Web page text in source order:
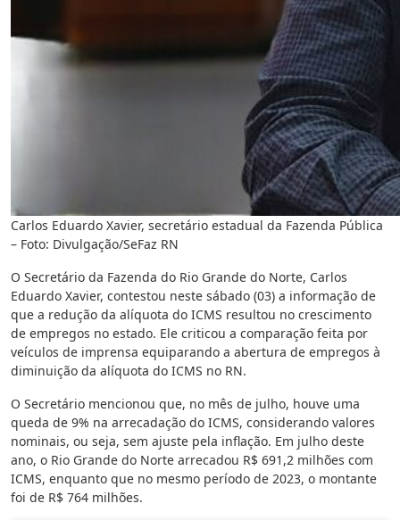
Carlos Eduardo Xavier, secretário estadual da Fazenda Pública
– Foto: Divulgação/SeFaz RN
O Secretário da Fazenda do Rio Grande do Norte, Carlos
Eduardo Xavier, contestou neste sábado (03) a informação de
que a redução da alíquota do ICMS resultou no crescimento
de empregos no estado. Ele criticou a comparação feita por
veículos de imprensa equiparando a abertura de empregos à
diminuição da alíquota do ICMS no RN.
O Secretário mencionou que, no mês de julho, houve uma
queda de 9% na arrecadação do ICMS, considerando valores
nominais, ou seja, sem ajuste pela inflação. Em julho deste
ano, o Rio Grande do Norte arrecadou R$ 691,2 milhões com
ICMS, enquanto que no mesmo período de 2023, o montante
foi de R$ 764 milhões.